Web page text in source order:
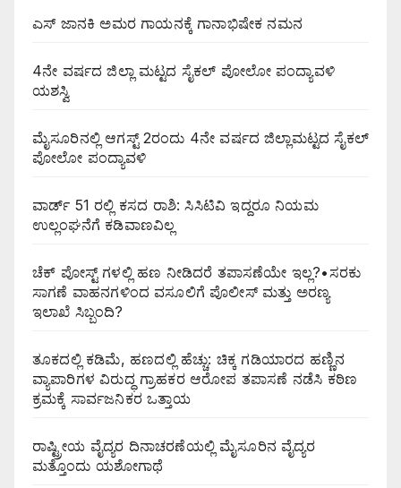
ಎಸ್ ಜಾನಕಿ ಅಮರ ಗಾಯನಕ್ಕೆ ಗಾನಾಭಿಷೇಕ ನಮನ
4ನೇ ವರ್ಷದ ಜಿಲ್ಲಾ ಮಟ್ಟದ ಸೈಕಲ್ ಪೋಲೋ ಪಂದ್ಯಾವಳಿ
ಯಶಸ್ವಿ
ಮೈಸೂರಿನಲ್ಲಿ ಆಗಸ್ಟ್‌ 2ರಂದು 4ನೇ ವರ್ಷದ ಜಿಲ್ಲಾಮಟ್ಟದ ಸೈಕಲ್
ಪೋಲೋ ಪಂದ್ಯಾವಳಿ
ವಾರ್ಡ್ 51 ರಲ್ಲಿ ಕಸದ ರಾಶಿ: ಸಿಸಿಟಿವಿ ಇದ್ದರೂ ನಿಯಮ
ಉಲ್ಲಂಘನೆಗೆ ಕಡಿವಾಣವಿಲ್ಲ
ಚೆಕ್ ಪೋಸ್ಟ್ ಗಳಲ್ಲಿ ಹಣ ನೀಡಿದರೆ ತಪಾಸಣೆಯೇ ಇಲ್ಲ?•ಸರಕು
ಸಾಗಣೆ ವಾಹನಗಳಿಂದ ವಸೂಲಿಗೆ ಪೊಲೀಸ್ ಮತ್ತು ಅರಣ್ಯ
ಇಲಾಖೆ ಸಿಬ್ಬಂದಿ?
ತೂಕದಲ್ಲಿ ಕಡಿಮೆ, ಹಣದಲ್ಲಿ ಹೆಚ್ಚು: ಚಿಕ್ಕ ಗಡಿಯಾರದ ಹಣ್ಣಿನ
ವ್ಯಾಪಾರಿಗಳ ವಿರುದ್ಧ ಗ್ರಾಹಕರ ಆರೋಪ ತಪಾಸಣೆ ನಡೆಸಿ ಕಠಿಣ
ಕ್ರಮಕ್ಕೆ ಸಾರ್ವಜನಿಕರ ಒತ್ತಾಯ
ರಾಷ್ಟ್ರೀಯ ವೈದ್ಯರ ದಿನಾಚರಣೆಯಲ್ಲಿ ಮೈಸೂರಿನ ವೈದ್ಯರ
ಮತ್ತೊಂದು ಯಶೋಗಾಥೆ